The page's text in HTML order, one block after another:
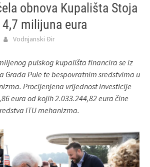
obnova Kupališta Stoja
milijuna eura
Vodnjanski Đir
pulskog kupališta financira se iz
Grada Pule te bespovratnim sredstvima u
Procijenjena vrijednost investicije
eura od kojih 2.033.244,82 eura čine
ITU mehanizma.